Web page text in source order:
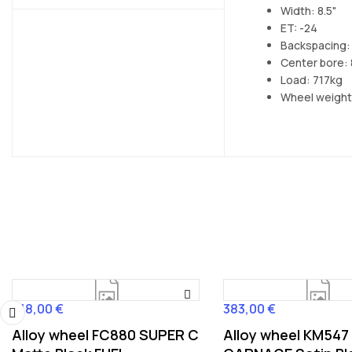
Width: 8.5"
ET: -24
Backspacing:
Center bore:
Load: 717kg
Wheel
Cena
618,00 €
Alloy wheel FC880 SUPER C
Cena
383,00 €
Alloy wheel KM547
‹